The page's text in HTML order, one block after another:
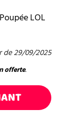
LOL
29/09/2025
offerte.